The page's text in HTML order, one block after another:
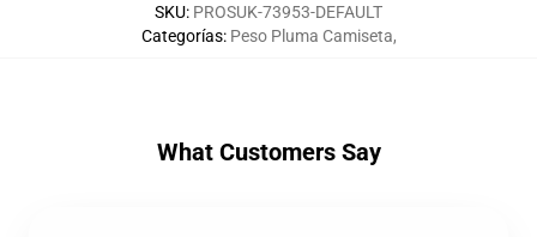
SKU: PROSUK-73953-DEFAULT
Categorías: Peso Pluma Camiseta,
What Customers Say